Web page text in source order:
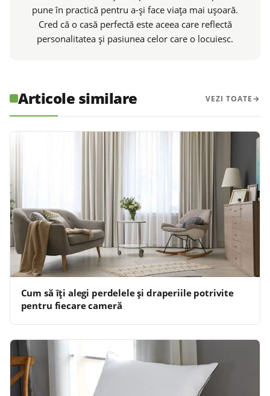
pune în practică pentru a-și face viața mai ușoară.
Cred că o casă perfectă este aceea care reflectă
personalitatea și pasiunea celor care o locuiesc.
Articole similare VEZI TOATE
Cum să îți alegi perdelele și draperiile potrivite
pentru fiecare cameră